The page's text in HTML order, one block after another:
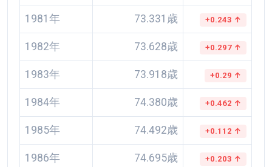
1981年 73.331歳 +0.243 ↑
1982年 73.628歳 +0.297 ↑
1983年 73.918歳 +0.29 ↑
1984年 74.380歳 +0.462 ↑
1985年 74.492歳 +0.112 ↑
1986年 74.695歳 +0.203 ↑